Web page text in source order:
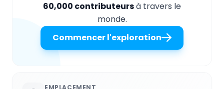
60,000 contributeursà travers le
monde.
Commencer l'exploration